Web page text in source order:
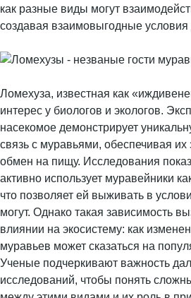
как разные виды могут
создавая взаимовыгодные условия
Ломехуза, известная как
интерес у биологов и экологов.
насекомое демонстрирует
связь с муравьями, обеспечивая их
обмен на пищу. Исследования
активно использует муравейники
что позволяет ей выживать в
могут. Однако такая зависимость
влиянии на экосистему: как
муравьев может сказаться на
Ученые подчеркивают важность
исследований, чтобы понять